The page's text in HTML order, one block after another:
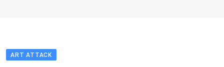
ART ATTACK